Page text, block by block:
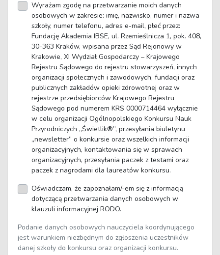
Wyrażam zgodę na przetwarzanie moich danych
osobowych w zakresie: imię, nazwisko, numer i nazwa
szkoły, numer telefonu, adres e-mail, płeć przez:
Fundację Akademia IBSE, ul. Rzemieślnicza 1, pok. 408,
30-363 Kraków, wpisana przez Sąd Rejonowy w
Krakowie, XI Wydział Gospodarczy – Krajowego
Rejestru Sądowego do rejestru stowarzyszeń, innych
organizacji społecznych i zawodowych, fundacji oraz
publicznych zakładów opieki zdrowotnej oraz w
rejestrze przedsiębiorców Krajowego Rejestru
Sądowego pod numerem KRS 0000714464 wyłącznie
w celu organizacji Ogólnopolskiego Konkursu Nauk
Przyrodniczych „Świetlik®”, przesyłania biuletynu
„newsletter” o konkursie oraz wszelkich informacji
organizacyjnych, kontaktowania się w sprawach
organizacyjnych, przesyłania paczek z testami oraz
paczek z nagrodami dla laureatów konkursu.
Oświadczam, że zapoznałam/-em się z informacją
dotyczącą przetwarzania danych osobowych w
klauzuli informacyjnej RODO.
Podanie danych osobowych nauczyciela koordynującego
jest warunkiem niezbędnym do zgłoszenia uczestników
danej szkoły do konkursu oraz organizacji konkursu.